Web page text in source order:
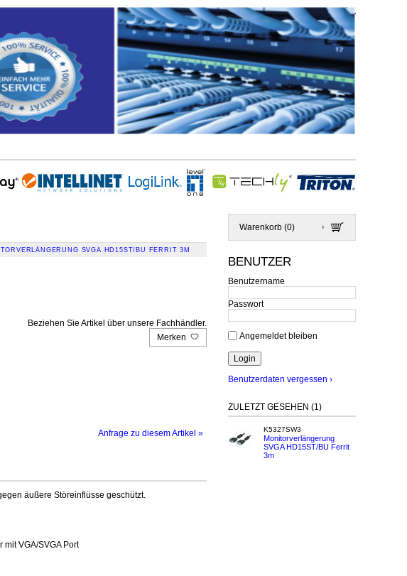
Warenkorb (0)
BENUTZER
Benutzername
Passwort
Angemeldet bleiben
Benutzerdaten vergessen ›
ZULETZT GESEHEN (1)
K5327SW3
Monitorverlängerung
SVGA HD15ST/BU Ferrit
3m
SVGA HD15ST/BU FERRIT 3M
Beziehen Sie Artikel über unsere Fachhändler.
Merken
Anfrage zu diesem Artikel »
äußere Störeinflüsse geschützt.
VGA/SVGA Port